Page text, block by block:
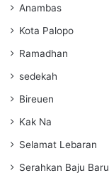
Anambas
Kota Palopo
Ramadhan
sedekah
Bireuen
Kak Na
Selamat Lebaran
Serahkan Baju Baru